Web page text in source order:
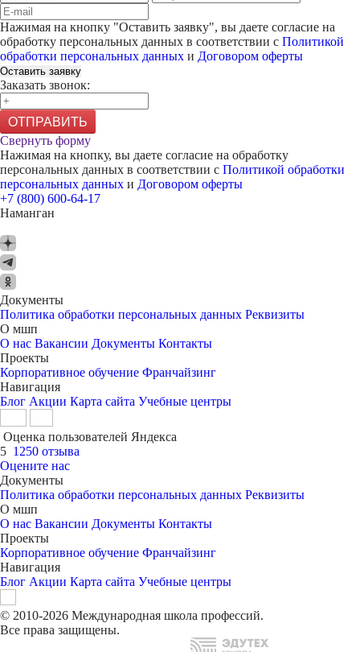
Нажимая на кнопку "Оставить заявку", вы даете согласие на
обработку персональных данных в соответствии с Политикой
обработки персональных данных и Договором оферты
Оставить заявку
Заказать звонок:
ОТПРАВИТЬ
Свернуть форму
Нажимая на кнопку, вы даете согласие на обработку
персональных данных в соответствии с Политикой обработки
персональных данных и Договором оферты
+7 (800) 600-64-17
Наманган
Документы
Политика обработки персональных данных Реквизиты
О мшп
О нас Вакансии Документы Контакты
Проекты
Корпоративное обучение Франчайзинг
Навигация
Блог Акции Карта сайта Учебные центры
Оценка пользователей Яндекса
5 1250 отзыва
Оцените нас
Документы
Политика обработки персональных данных Реквизиты
О мшп
О нас Вакансии Документы Контакты
Проекты
Корпоративное обучение Франчайзинг
Навигация
Блог Акции Карта сайта Учебные центры
© 2010-2026 Международная школа профессий.
Все права защищены.